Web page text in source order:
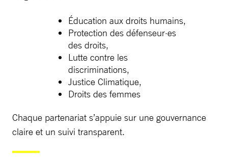
Éducation aux droits humains,
Protection des défenseur·es
des droits,
Lutte contre les
discriminations,
Justice Climatique,
Droits des femmes
Chaque partenariat s’appuie sur une gouvernance
claire et un suivi transparent.